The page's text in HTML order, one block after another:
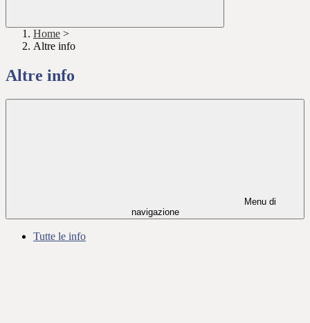
Home >
Altre info
Altre info
Menu di
navigazione
Tutte le info